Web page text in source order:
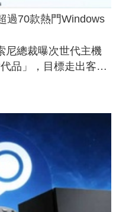
過70款熱門Windows
尼總裁曝次世代主機
代品」，目標走出客